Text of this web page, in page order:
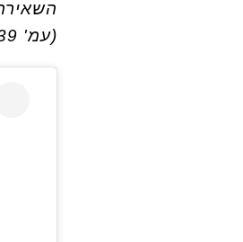
(עמ' 339),